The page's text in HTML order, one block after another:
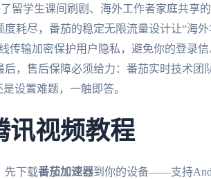
学生课间刷剧、海外工作者家庭共享
耗尽，番茄的稳定无限流量设计让“海
传输加密保护用户隐私，避免你的登录
，售后保障必须给力：番茄实时技术团
设置难题，一触即答。
讯视频教程
先下载番茄加速器到你的设备——支持